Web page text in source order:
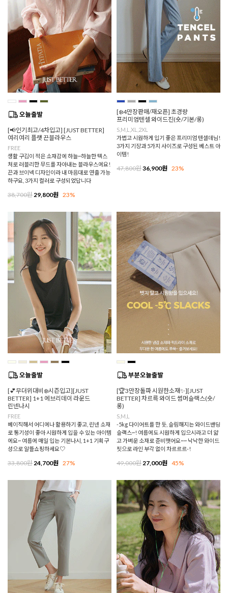
[📢인기최고/4차입고] [JUST BETTER]
여리여리 플랫 끈블라우스
FREE
생활 구김이 적은 소재감에 하늘~하늘한 텍스
처로 러블리한 무드를 자아내는 블라우스에요!
끈과 브이넥 디자인이라 내 마음대로 연출 가능
하구요, 3가지 컬러로 구성되었답니다
38,700원 29,800원 23%
[❄️4만장판매/재오픈] 초경량
프리미엄텐셀 와이드진(숏/기본/롱)
S,M,L,XL,2XL
가볍고 시원하게 입기 좋은 프리미엄 텐셀데님!
3가지 기장과 5가지 사이즈로 구성된 베스트 아
이템!
47,800원36,900원 23%
[💕무더위대비❄️시즌입고][JUST
BETTER] 1+1 에브리데이 라운드
린넨나시
FREE
베이직해서 어디에나 활용하기 좋고, 린넨 소재
로 통기성이 좋아 시원하게 입을 수 있는 아이템
에요~ 여름에 매일 입는 기본나시, 1+1 기획구
성으로 알뜰쇼핑하세요♡
33,800원24,700원 27%
[🏆3만장돌파 시원한소재✨][JUST
BETTER] 차르륵 와이드 썸머슬랙스(숏/
롱)
S,M,L
-5kg 다이어트를 한 듯, 슬림해지는 와이드밴딩
슬랙스~! 여름에도 시원하게 입으시라고 더 얇
고 가벼운 소재로 준비햇어요~~ 낙낙한 와이드
핏으로 라인 부각 없이 차르르르-!
49,000원27,000원 45%